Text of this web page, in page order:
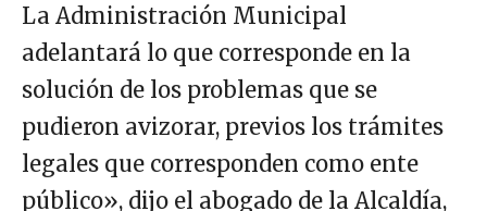
La Administración Municipal
adelantará lo que corresponde en la
solución de los problemas que se
pudieron avizorar, previos los trámites
legales que corresponden como ente
público», dijo el abogado de la Alcaldía,